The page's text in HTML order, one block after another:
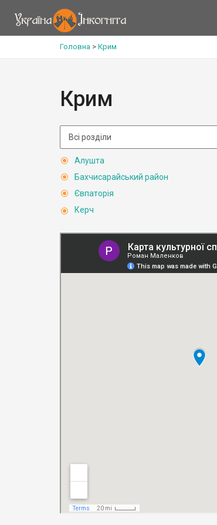
Головна > Крим
Крим
Алушта
Бахчисарайський район
Євпаторія
Керч